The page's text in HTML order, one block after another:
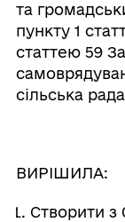
та
пункту 1
статтею 59
сільська рада
ВИРІШИЛА:
Створити з